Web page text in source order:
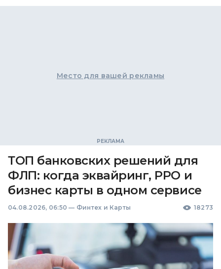
Место для вашей рекламы
ТОП банковских решений для
ФЛП: когда эквайринг, РРО и
бизнес карты в одном сервисе
04.08.2026, 06:50 — Финтех и Карты 18273